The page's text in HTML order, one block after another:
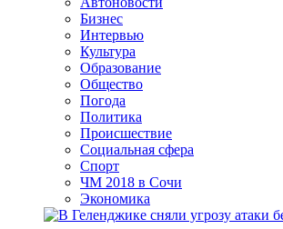
Бизнес
Интервью
Культура
Образование
Общество
Погода
Политика
Происшествие
Социальная сфера
Спорт
ЧМ 2018 в Сочи
Экономика